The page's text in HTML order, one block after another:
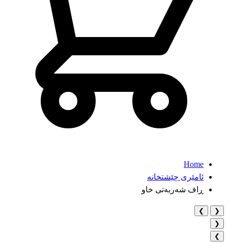
Home
ئامێری چێشتخانە
ڕاف شەربەتی خاو
❮
❯
❮
❯